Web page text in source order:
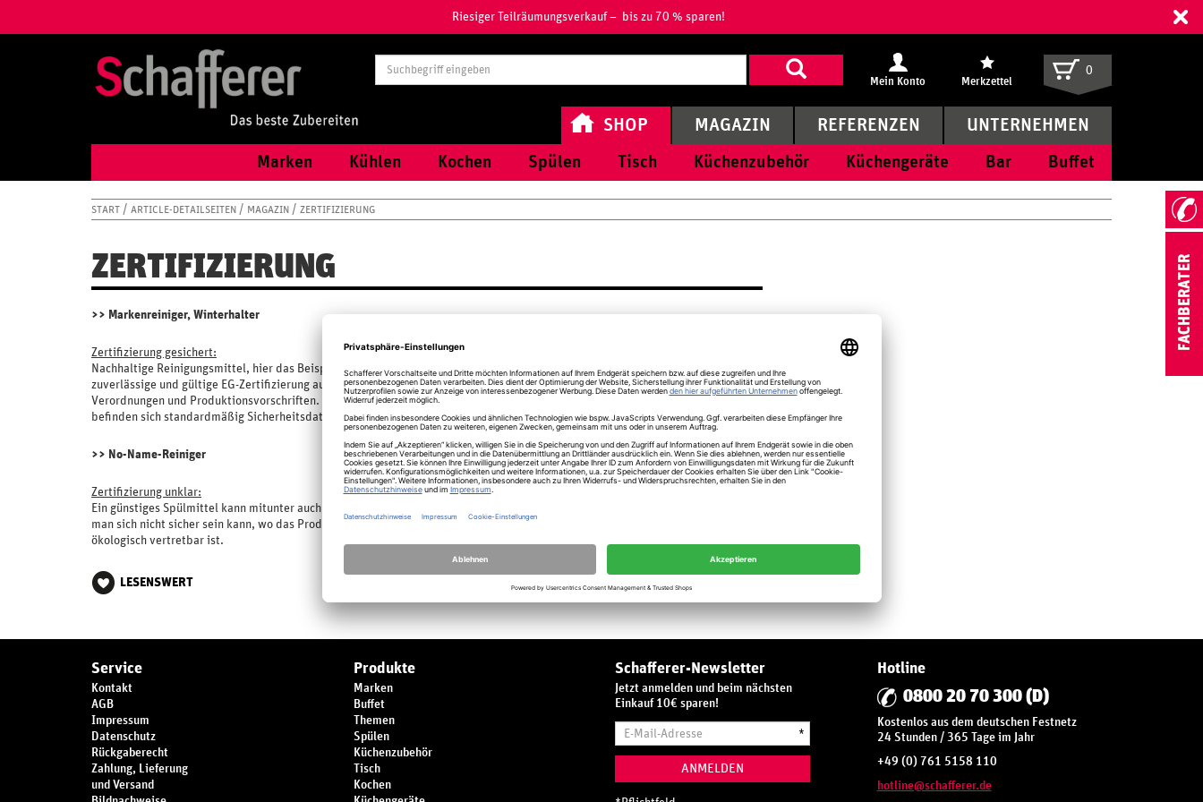
Riesiger Teilräumungsverkauf – bis zu 70 % sparen!
Suchbegriff
eingeben
Mein Konto Merkzettel
0
SHOP
Marken Kühlen Kochen Spülen Tisch Küchenzubehör Küchengeräte Bar Buffet
MAGAZIN REFERENZEN UNTERNEHMEN
START ARTICLE-DETAILSEITEN MAGAZIN ZERTIFIZIERUNG
ZERTIFIZIERUNG
>> Markenreiniger, Winterhalter
Zertifizierung gesichert:
Nachhaltige Reinigungsmittel, hier das Beispiel der Firma Winterhalter Reiniger, zeichnen sich durch gründliche Prüfung,
zuverlässige und gültige EG-Zertifizierung aus. Die Reiniger werden in Deutschland hergestellt und unterliegen den hiesigen
Verordnungen und Produktionsvorschriften. Die Produkte wurden mit langjähriger Erfahrung entwickelt. Im Lieferumfang
befinden sich standardmäßig Sicherheitsdatenblatt, Betriebsanweisung und Produktinformation.
>> No-Name-Reiniger
Zertifizierung unklar:
Ein günstiges Spülmittel kann mitunter auch gute Spülergebnisse erzielen. Dieser Eindruck sollte nicht davon ablenken, dass
man sich nicht sicher sein kann, wo das Produkt hergestellt wurde, welche Inhaltsstoffe es enthält oder ob der Einsatz
ökologisch vertretbar ist.
LESENSWERT AUF DEN MERKZETTEL
Service
Kontakt
AGB
Impressum
Datenschutz
Rückgaberecht
Zahlung, Lieferung
und Versand
Produkte
Marken
Buffet
Themen
Spülen
Küchenzubehör
Tisch
Kochen
Schafferer-Newsletter
Jetzt anmelden und beim nächsten
Einkauf 10€ sparen!
Mail-
*
ANMELDEN
Hotline
0800 20 70 300 (D)
Kostenlos aus dem deutschen Festnetz
24 Stunden / 365 Tage im Jahr
+49 (0) 761 5158 110
hotline@schafferer.de